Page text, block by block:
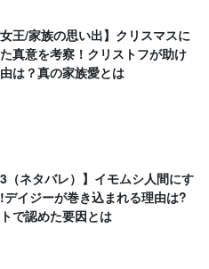
女王/家族の思い出】クリスマスに
真意を考察！クリストフが助け
は？真の家族愛とは
3（ネタバレ）】イモムシ人間にす
イジーが巻き込まれる理由は?
で認めた要因とは